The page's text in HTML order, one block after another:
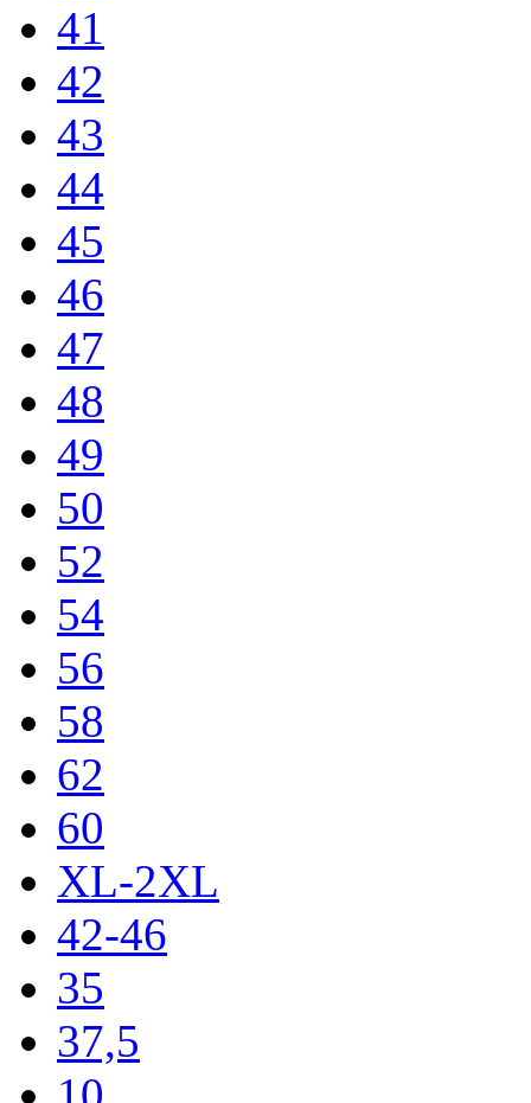
41
42
43
44
45
46
47
48
49
50
52
54
56
58
62
60
XL-2XL
42-46
35
37,5